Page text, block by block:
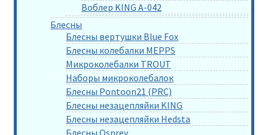
Воблер KING A-042
Блесны
Блесны вертушки Blue Fox
Блесны колебалки MEPPS
Микроколебалки TROUT
Наборы микроколебалок
Блесны Pontoon21 (PRC)
Блесны незацепляйки KING
Блесны незацепляйки Hedsta
Блесны Osprey